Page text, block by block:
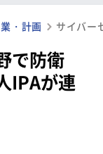
・計画
で防衛
IPAが連